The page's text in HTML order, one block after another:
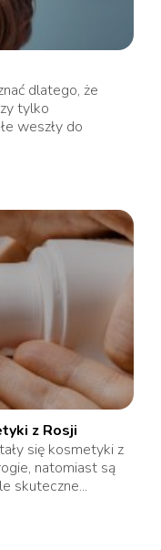
dlatego, że
tylko
weszły do
z Rosji
się kosmetyki z
natomiast są
skuteczne...